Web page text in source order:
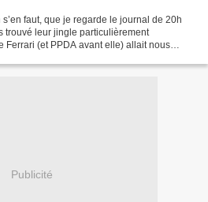
faut, que je regarde le journal de 20h
trouvé leur jingle particulièrement
Ferrari (et PPDA avant elle) allait nous
Publicité